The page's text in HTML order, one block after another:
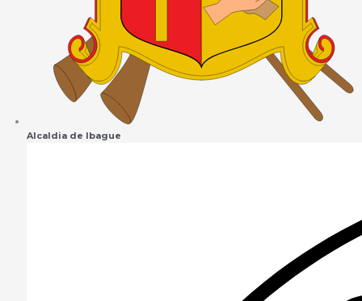
Alcaldia de Ibague